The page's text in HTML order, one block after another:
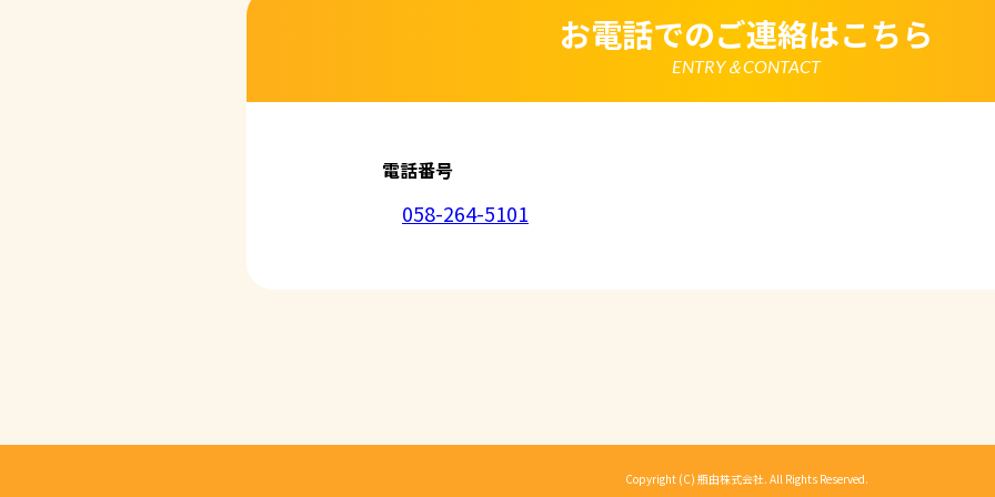
本ウェブサイトでは、一部のコンテンツにおいてCookieを利用しています。
コンテンツへのアクセスに関する情報であり、氏名・メールアドレス・住所・
ません。また、お使いのブラウザ設定からCookieを無効にすることが可能です。
本ウェブサイトでは、Google LLCが提供するアクセス解析ツール「Googleア
せん。この機能はCookieを無効にすることで収集を拒否することが出来ます。
8. プライバシーポリシーの変更
を除いて，応募者等に通知することなく変更することができるものとします。
9. お問い合わせ窓口
お電話でのご連絡はこちら
ENTRY＆CONTACT
電話番号
058-264-5101
Copyright (C) 瓶由株式会社. All Rights Reserved.